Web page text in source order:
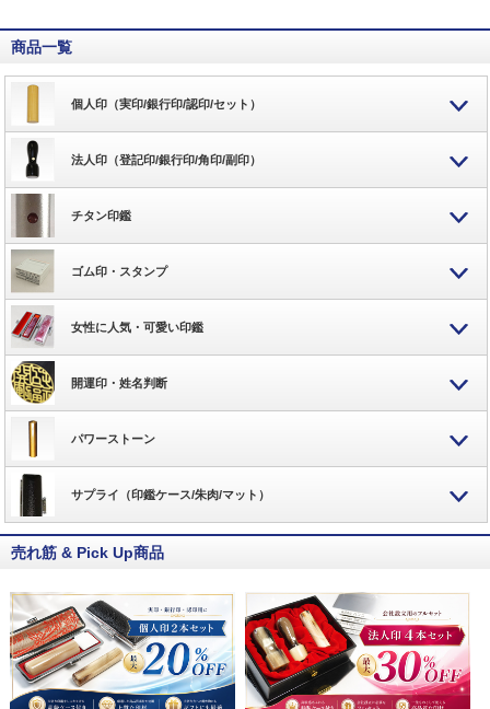
商品一覧
個人印（実印/銀行印/認印/セット）
法人印（登記印/銀行印/角印/副印）
チタン印鑑
ゴム印・スタンプ
女性に人気・可愛い印鑑
開運印・姓名判断
パワーストーン
サプライ（印鑑ケース/朱肉/マット）
売れ筋 & Pick Up商品